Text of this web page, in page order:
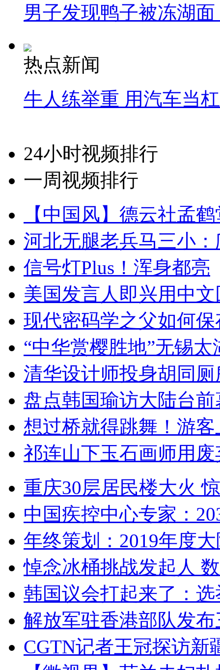
男子发现鸭子被冻湖
热点新闻
牛人练举重 用汽车当
24小时视频排行
一周视频排行
【中国风】德云社孟
河北无腿老兵马三小
信号灯Plus！浑身都亮
美国发言人即兴用中
现代密码学之父如何
“中华赏樱胜地”无锡
清华设计师投身胡同
盘点韩国瑜访大陆台
想过桥就得跳舞！游客
祁连山下玉石画师用
重庆30层居民楼大火
中国疾控中心专家：
年终策划：2019年度
悼念冰桶挑战发起人
韩国议会打起来了：
解放军驻香港部队发
CGTN记者王冠探访新